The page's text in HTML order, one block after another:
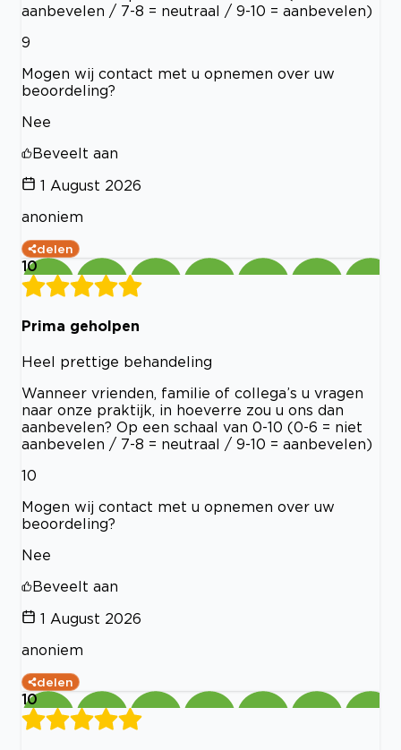
aanbevelen / 7-8 = neutraal / 9-10 = aanbevelen)
9
Mogen wij contact met u opnemen over uw
beoordeling?
Nee
Beveelt aan
1 August 2026
anoniem
delen
10
Prima geholpen
Heel prettige behandeling
Wanneer vrienden, familie of collega’s u vragen
naar onze praktijk, in hoeverre zou u ons dan
aanbevelen? Op een schaal van 0-10 (0-6 = niet
aanbevelen / 7-8 = neutraal / 9-10 = aanbevelen)
10
Mogen wij contact met u opnemen over uw
beoordeling?
Nee
Beveelt aan
1 August 2026
anoniem
delen
10